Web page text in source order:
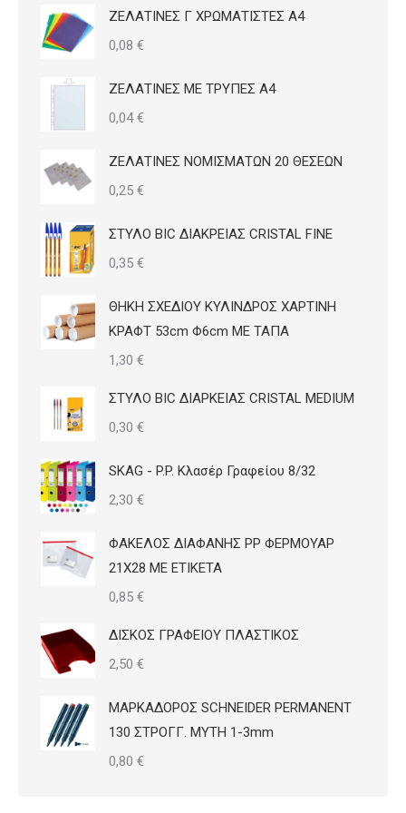
προϊόντος
ΖΕΛΑΤΙΝΕΣ Γ ΧΡΩΜΑΤΙΣΤΕΣ Α4
0,08 €
ΖΕΛΑΤΙΝΕΣ ΜΕ ΤΡΥΠΕΣ Α4
0,04€
ΖΕΛΑΤΙΝΕΣ ΝΟΜΙΣΜΑΤΩΝ 20 ΘΕΣΕΩΝ
0,25 €
ΣΤΥΛΟ BIC ΔΙΑΚΡΕΙΑΣ CRISTAL FINE
0,35 €
ΘΗΚΗ ΣΧΕΔΙΟΥ ΚΥΛΙΝΔΡΟΣ ΧΑΡΤΙΝΗ
ΚΡΑΦΤ 53cm Φ6cm ΜΕ ΤΑΠΑ
1,30 €
ΣΤΥΛΟ BIC ΔΙΑΡΚΕΙΑΣ CRISTAL MEDIUM
0,30 €
SKAG - P.P. Κλασέρ Γραφείου 8/32
2,30 €
ΦΑΚΕΛΟΣ ΔΙΑΦΑΝΗΣ PP ΦΕΡΜΟΥΑΡ
21Χ28 ΜΕ ΕΤΙΚΕΤΑ
0,85 €
ΔΙΣΚΟΣ ΓΡΑΦΕΙΟΥ ΠΛΑΣΤΙΚΟΣ
2,50 €
ΜΑΡΚΑΔΟΡΟΣ SCHNEIDER PERMANENT
130 ΣΤΡΟΓΓ. ΜΥΤΗ 1-3mm
0,80 €